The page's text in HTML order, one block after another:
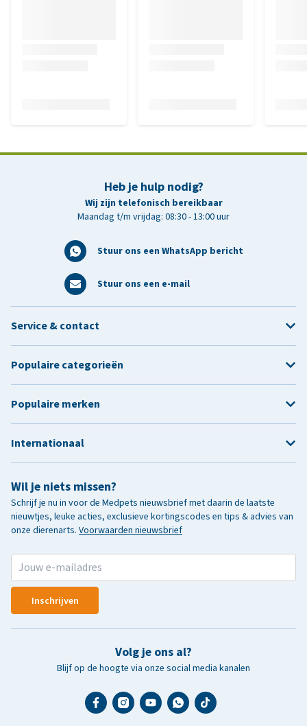
Heb je hulp nodig?
Wij zijn telefonisch bereikbaar
Maandag t/m vrijdag: 08:30 - 13:00 uur
Stuur ons een WhatsApp bericht
Stuur ons een e-mail
Wil je niets missen?
Schrijf je nu in voor de Medpets nieuwsbrief met daarin de laatste
nieuwtjes, leuke acties, exclusieve kortingscodes en tips & advies van
onze dierenarts. Voorwaarden nieuwsbrief
Inschrijven
Volg je ons al?
Blijf op de hoogte via onze social media kanalen
Service & contact
Populaire categorieën
Populaire merken
Internationaal